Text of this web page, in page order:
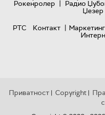
Рокенролер | Радио
Џезер
РТС
Контакт | Маркетинг
Приватност | Copyright |